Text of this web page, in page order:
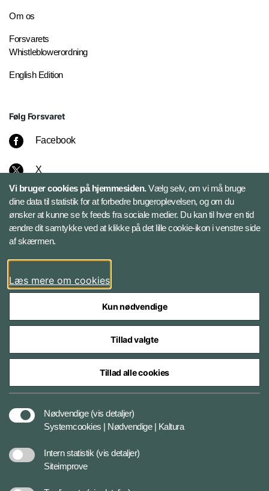
Om os
Forsvarets
Whistleblowerordning
English Edition
Følg Forsvaret
Facebook
X
Instagram
Bluesky
LinkedIn
Styrelser og myndigheder under Forsvarsministeriet
Vi bruger cookies på hjemmesiden.Vælg selv, om vi må bruge
dine data til statistik for at forbedre brugeroplevelsen, og om du
ønsker at kunne se fx feeds fra sociale medier. Du kan til hver en tid
ændre dit samtykke ved at klikke på det lille cookie-ikon i venstre side
af skærmen.
Læs mere om cookies
Kun nødvendige
Tillad valgte
Tillad alle cookies
Nødvendige (vis detaljer)
Systemcookies | Nødvendige | Kaltura
Intern statistik (vis detaljer)
Siteimprove